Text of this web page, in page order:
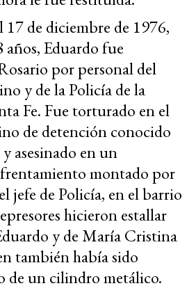
17 de diciembre de 1976,
Eduardo fue
por personal del
y de la Policía de la
Fe. Fue torturado en el
de detención conocido
asesinado en un
montado por
jefe de Policía, en el barrio
hicieron estallar
y de María Cristina
también había sido
de un cilindro metálico.